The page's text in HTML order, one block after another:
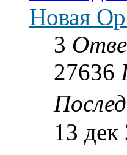
Новая
3
27636
13